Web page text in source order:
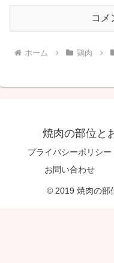
コメ
ホーム 鶏肉
焼肉の部位と
プライバシーポリシー
お問い合わせ
© 2019 焼肉の部